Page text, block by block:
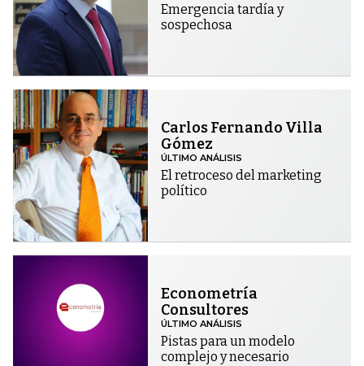
Emergencia tardía y
sospechosa
Carlos Fernando Villa
Gómez
ÚLTIMO ANÁLISIS
El retroceso del marketing
político
Econometría
Consultores
ÚLTIMO ANÁLISIS
Pistas para un modelo
complejo y necesario